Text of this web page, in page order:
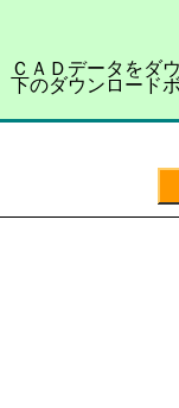
ＣＡＤデータをダ
下のダウンロード